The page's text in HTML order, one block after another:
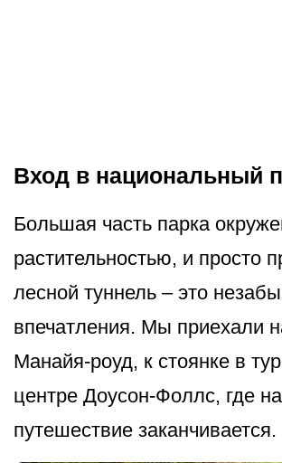
Вход в национальный
Большая часть парка
растительностью, и просто
лесной туннель – это
впечатления. Мы приехали
Манайя-роуд, к стоянке в
центре Доусон-Фоллс, где
путешествие заканчивается.